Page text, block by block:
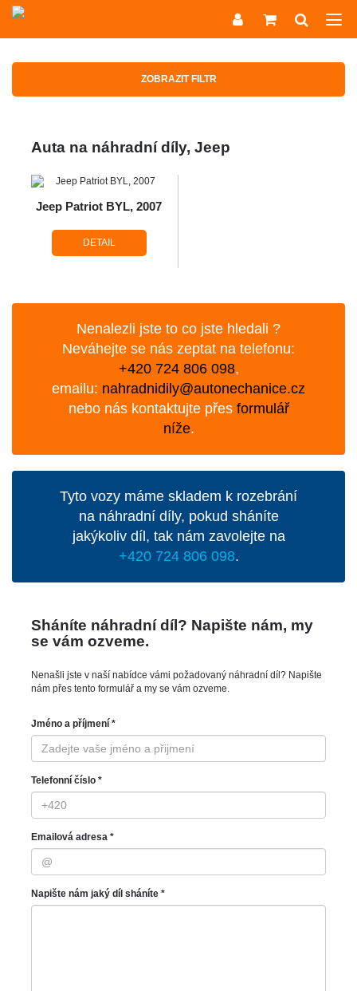
ZOBRAZIT FILTR
Auta na náhradní díly, Jeep
Jeep Patriot BYL, 2007
DETAIL
Nenalezli jste to co jste hledali ?
Neváhejte se nás zeptat na telefonu:
+420 724 806 098,
emailu: nahradnidily@autonechanice.cz
nebo nás kontaktujte přes formulář
níže.
Tyto vozy máme skladem k rozebrání
na náhradní díly, pokud sháníte
jakýkoliv díl, tak nám zavolejte na
+420 724 806 098.
Sháníte náhradní díl? Napište nám, my
se vám ozveme.
Nenašli jste v naší nabídce vámi požadovaný náhradní díl? Napište
nám přes tento formulář a my se vám ozveme.
Jméno a příjmení *
Telefonní číslo *
Emailová adresa *
Napište nám jaký díl sháníte *